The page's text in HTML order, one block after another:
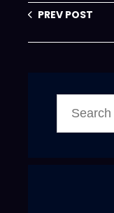
PREV POST